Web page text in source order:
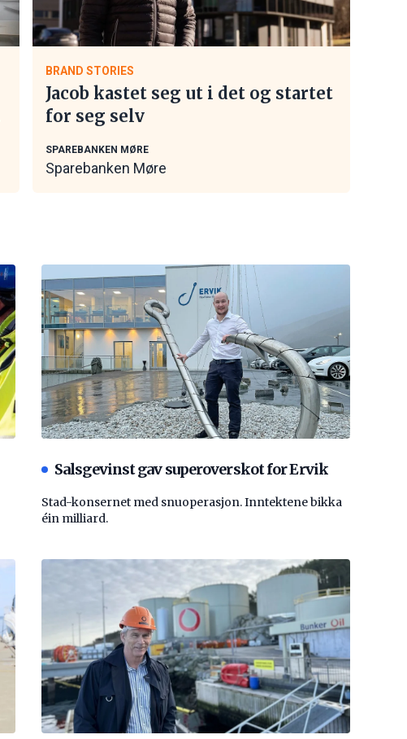
BRAND STORIES
Jacob kastet seg ut i det og startet
for seg selv
SPAREBANKEN MØRE
Sparebanken Møre
Salsgevinst gav superoverskot for Ervik
Stad-konsernet med snuoperasjon. Inntektene bikka
éin milliard.